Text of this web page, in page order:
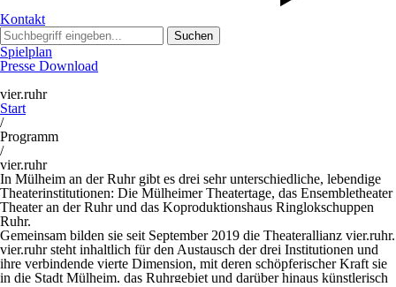
Kontakt
Suchen
Spielplan
Presse Download
vier.ruhr
Start
/
Programm
/
vier.ruhr
In Mülheim an der Ruhr gibt es drei sehr unterschiedliche, lebendige
Theaterinstitutionen: Die Mülheimer Theatertage, das Ensembletheater
Theater an der Ruhr und das Koproduktionshaus Ringlokschuppen
Ruhr.
Gemeinsam bilden sie seit September 2019 die Theaterallianz vier.ruhr.
vier.ruhr steht inhaltlich für den Austausch der drei Institutionen und
ihre verbindende vierte Dimension, mit deren schöpferischer Kraft sie
in die Stadt Mülheim, das Ruhrgebiet und darüber hinaus künstlerisch